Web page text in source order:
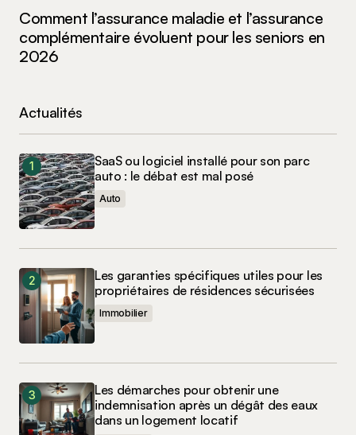
Comment l’assurance maladie et l’assurance
complémentaire évoluent pour les seniors en
2026
Actualités
SaaS ou logiciel installé pour son parc
auto : le débat est mal posé
Auto
Les garanties spécifiques utiles pour les
propriétaires de résidences sécurisées
Immobilier
Les démarches pour obtenir une
indemnisation après un dégât des eaux
dans un logement locatif